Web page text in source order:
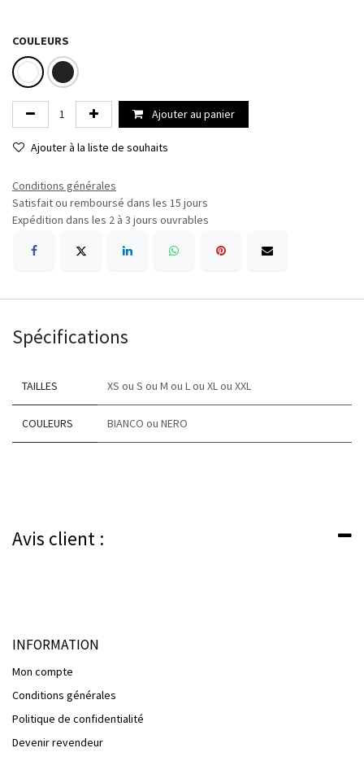
COULEURS
Ajouter au panier
Ajouter à la liste de souhaits
Conditions générales
Satisfait ou remboursé dans les 15 jours
Expédition dans les 2 à 3 jours ouvrables
Spécifications
TAILLES XS ou S ou M ou Lou XLou XXL
COULEURS BIANCO ou NERO
Avis client :
INFORMATION
Mon compte
Conditions générales
Politique de confidentialité
Devenir revendeur